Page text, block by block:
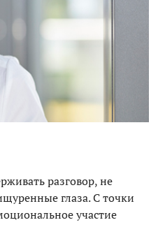
разговор, не
глаза. С точки
участие